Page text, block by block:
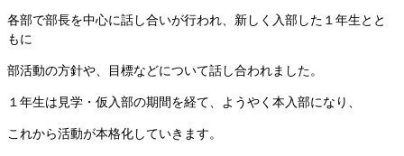
各部で部長を中心に話し合いが行われ、新しく入部した１年生とと
もに
部活動の方針や、目標などについて話し合われました。
１年生は見学・仮入部の期間を経て、ようやく本入部になり、
これから活動が本格化していきます。